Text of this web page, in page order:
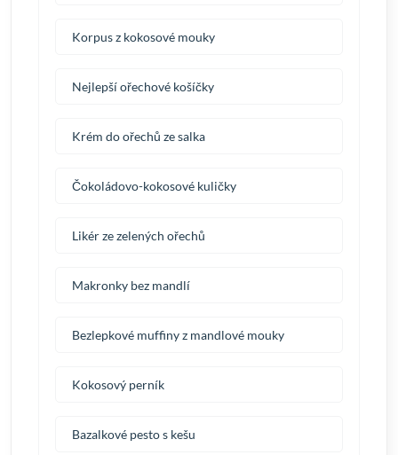
Korpus z kokosové mouky
Nejlepší ořechové košíčky
Krém do ořechů ze salka
Čokoládovo-kokosové kuličky
Likér ze zelených ořechů
Makronky bez mandlí
Bezlepkové muffiny z mandlové mouky
Kokosový perník
Bazalkové pesto s kešu